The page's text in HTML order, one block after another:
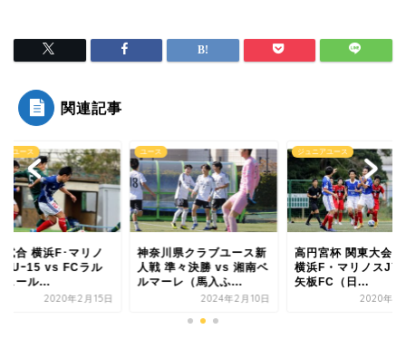
関連記事
川県クラブユース新
準々決勝 vs 湘南ベ
ーレ（馬入ふ...
2024年2月10日
ジュニアユース
高円宮杯 関東大会1回戦
横浜F・マリノスJY vs
矢板FC（日...
2020年11月7日
ジュニアユース
練習試合 横浜F･マ
スJY Uｰ15 vs FCラ
クヴェール...
2020年2